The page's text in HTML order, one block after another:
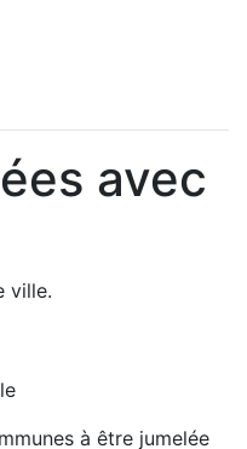
avec
ville.
à être jumelée